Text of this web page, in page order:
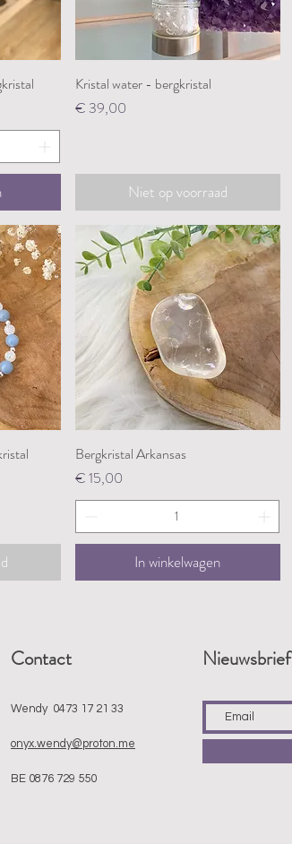
Snel overzicht
Kristal water - bergkristal
Prijs
€ 39,00
Niet op voorraad
Snel overzicht
Bergkristal Arkansas
Prijs
€ 15,00
In winkelwagen
Contact
Wendy 0473 17 21 33
onyx.wendy@proton.me
BE 0876 729 550
Nieuwsbrief